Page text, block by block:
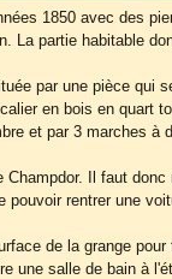
1850 avec des
La partie habitable
par une pièce qui
en bois en quart
et par 3 marches
Champdor. Il faut
pouvoir rentrer une
de la grange
une salle de bain à